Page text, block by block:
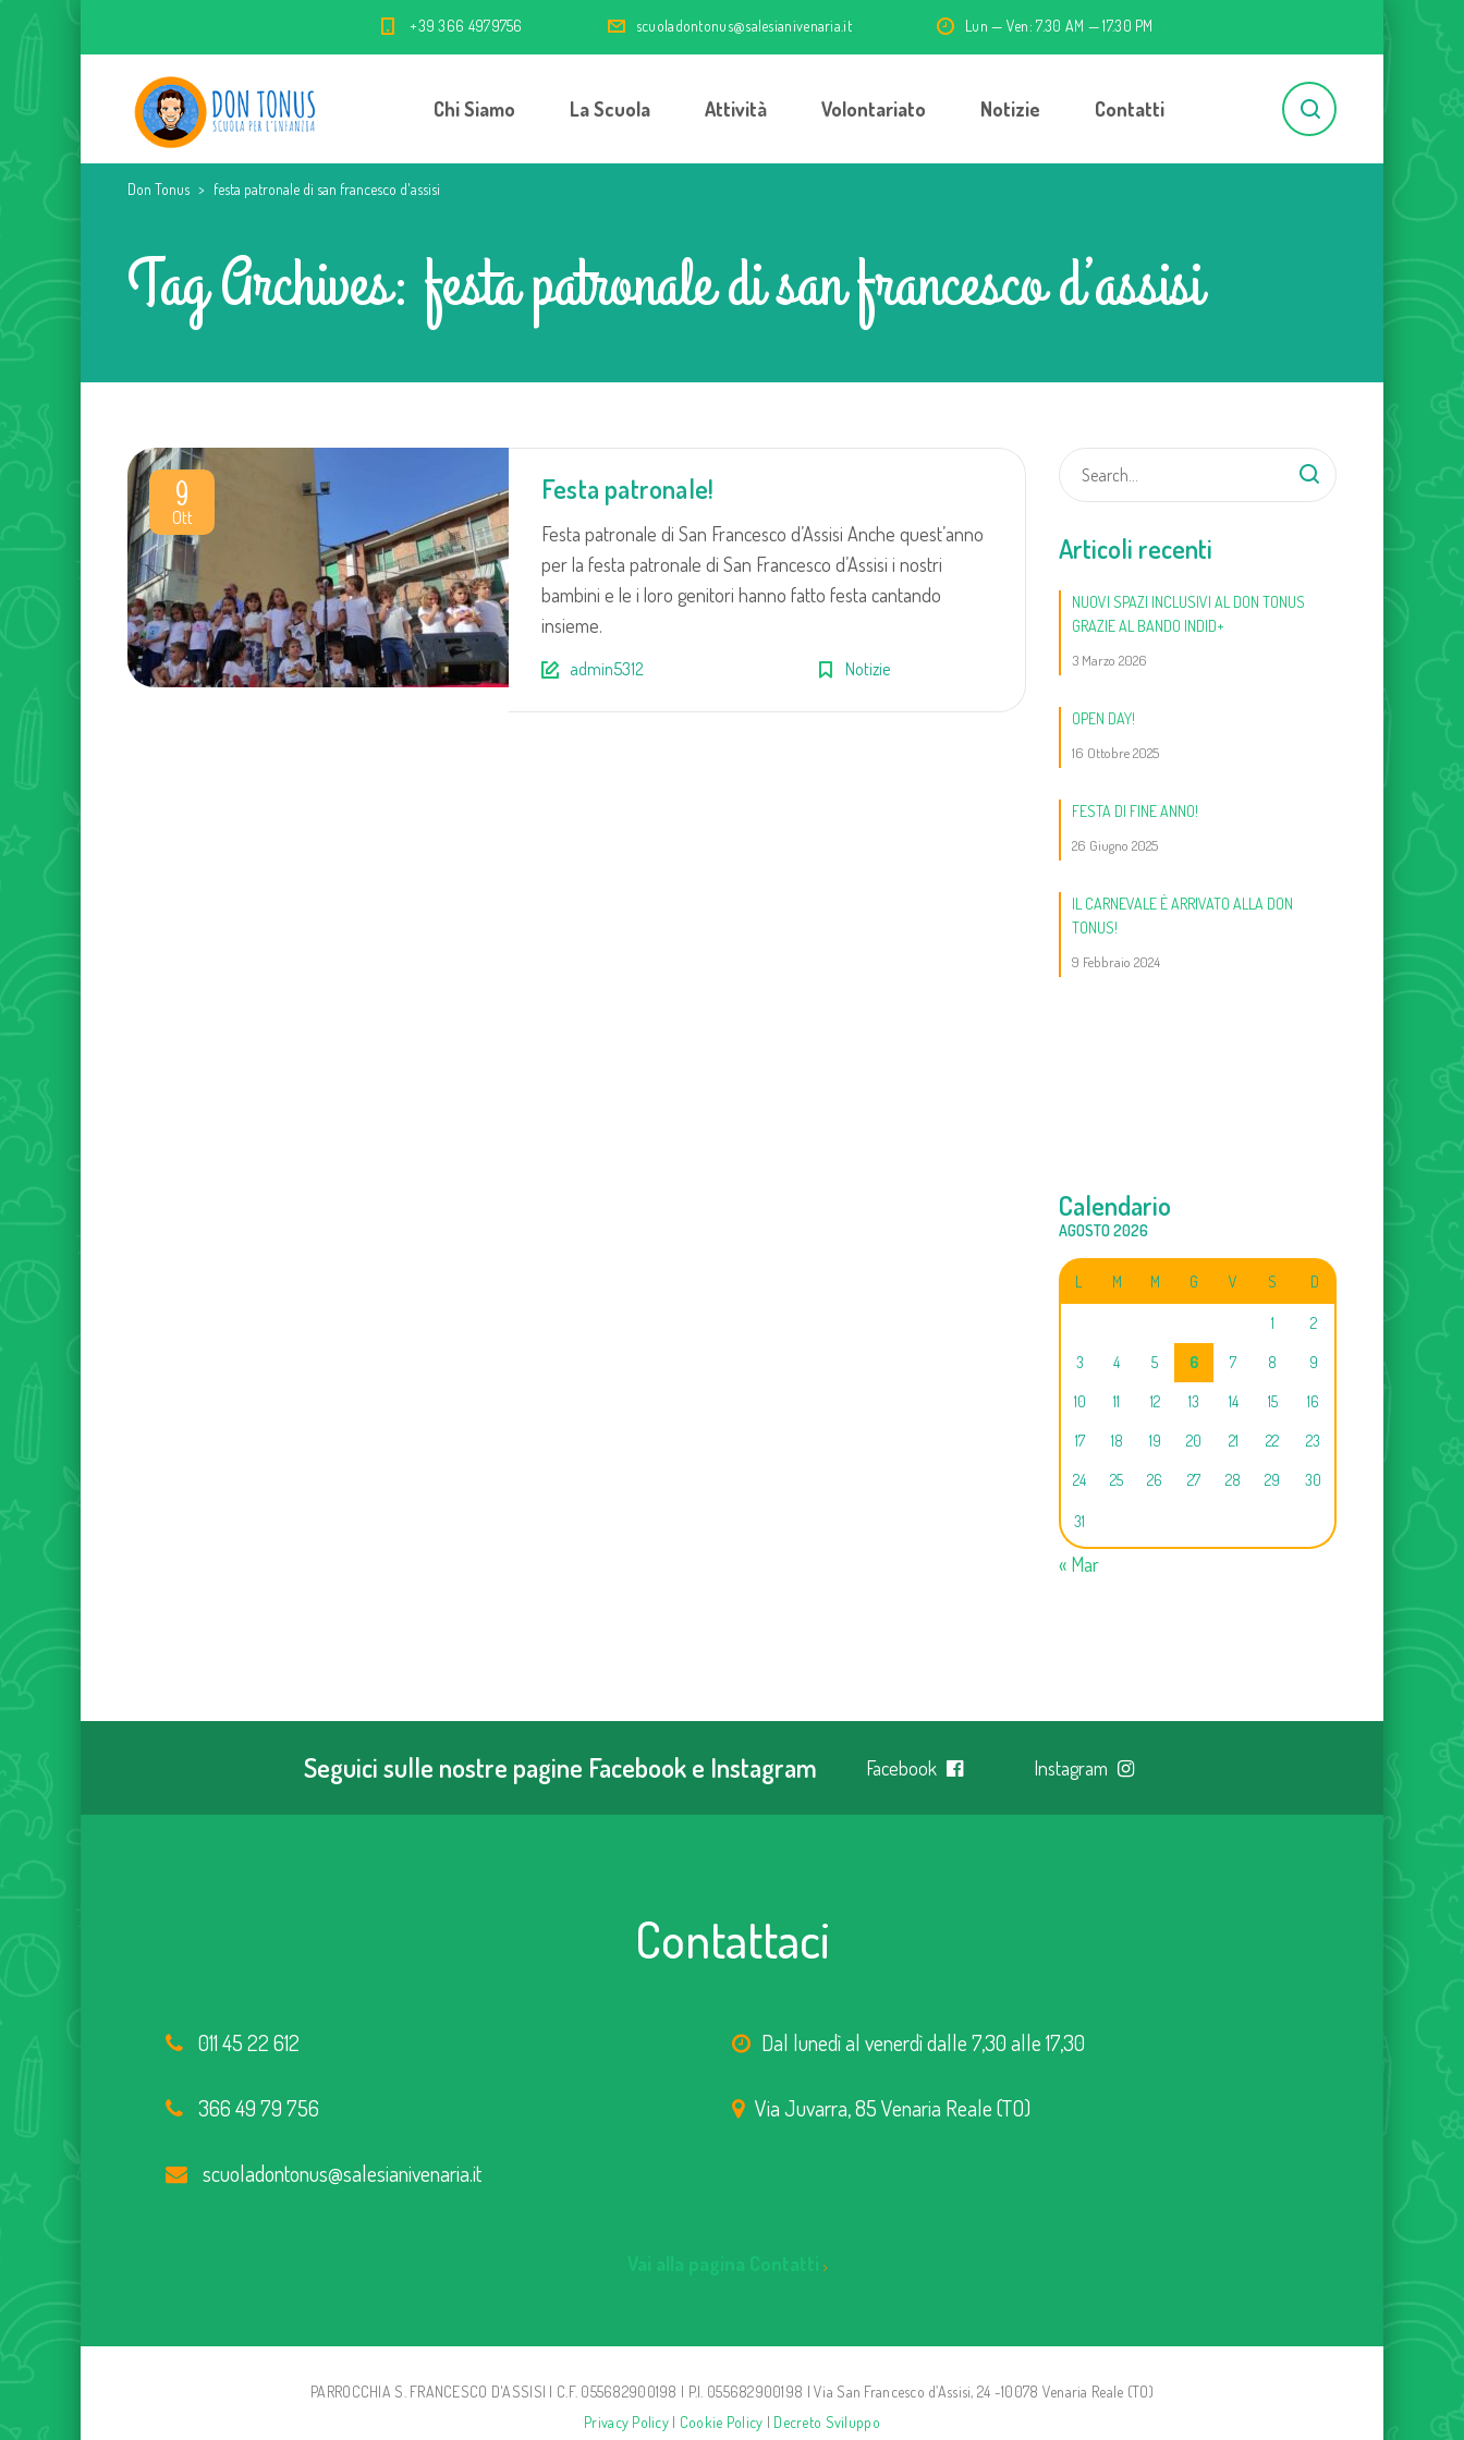
+39 366 4979756 scuoladontonus@salesianivenaria.it Lun — Ven: 7.30 AM — 17.30 PM
Chi Siamo La Scuola Attività Volontariato Notizie Contatti
Don Tonus > festa patronale di san francesco d'assisi
Tag Archives: festa patronale di san francesco d’assisi
9
Ott
Festa patronale!
Festa patronale di San Francesco d’Assisi Anche quest’anno
per la festa patronale di San Francesco d’Assisi i nostri
bambini e le i loro genitori hanno fatto festa cantando
insieme.
admin5312 Notizie
Articoli recenti
NUOVI SPAZI INCLUSIVI AL DON TONUS
GRAZIE AL BANDO INDID+
3 Marzo 2026
OPEN DAY!
16 Ottobre 2025
FESTA DI FINE ANNO!
26 Giugno 2025
IL CARNEVALE È ARRIVATO ALLA DON
TONUS!
9 Febbraio 2024
Calendario
AGOSTO 2026
L M M G V S D
1 2
3 4 5 6 7 8 9
10 11 12 13 14 15 16
17 18 19 20 21 22 23
24 25 26 27 28 29 30
31
« Mar
Seguici sulle nostre pagine Facebook e Instagram Facebook Instagram
Contattaci
011 45 22 612
366 49 79 756
scuoladontonus@salesianivenaria.it
Dal lunedì al venerdì dalle 7,30 alle 17,30
Via Juvarra, 85 Venaria Reale (TO)
PARROCCHIA S. FRANCESCO D'ASSISI | C.F. 055682900198 | P.I. 055682900198 | Via San Francesco d’Assisi, 24 -10078 Venaria Reale (TO)
Privacy Policy | Cookie Policy | Decreto Sviluppo